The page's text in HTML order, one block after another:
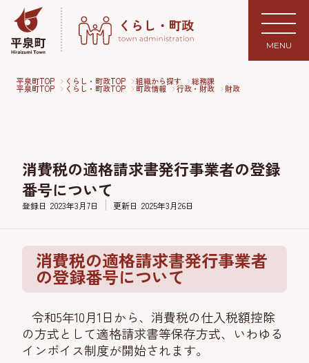
MENU
平泉町TOP くらし・町政TOP 組織から探す 総務課
平泉町TOP くらし・町政TOP 町政情報 行政・財政 財政
消費税の適格請求書発行事業者の登録
番号について
登録日 2023年3月7日 更新日 2025年3月26日
消費税の適格請求書発行事業者
の登録番号について
令和5年10月1日から、消費税の仕入税額控除
の方式として適格請求書等保存方式、いわゆる
インボイス制度が開始されます。